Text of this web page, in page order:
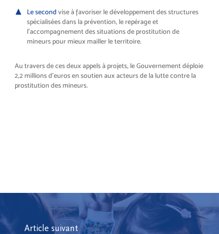
Le second vise à favoriser le développement des structures
spécialisées dans la prévention, le repérage et
l’accompagnement des situations de prostitution de
mineurs pour mieux mailler le territoire.
Au travers de ces deux appels à projets, le Gouvernement déploie
2,2 millions d’euros en soutien aux acteurs de la lutte contre la
prostitution des mineurs.
Article suivant